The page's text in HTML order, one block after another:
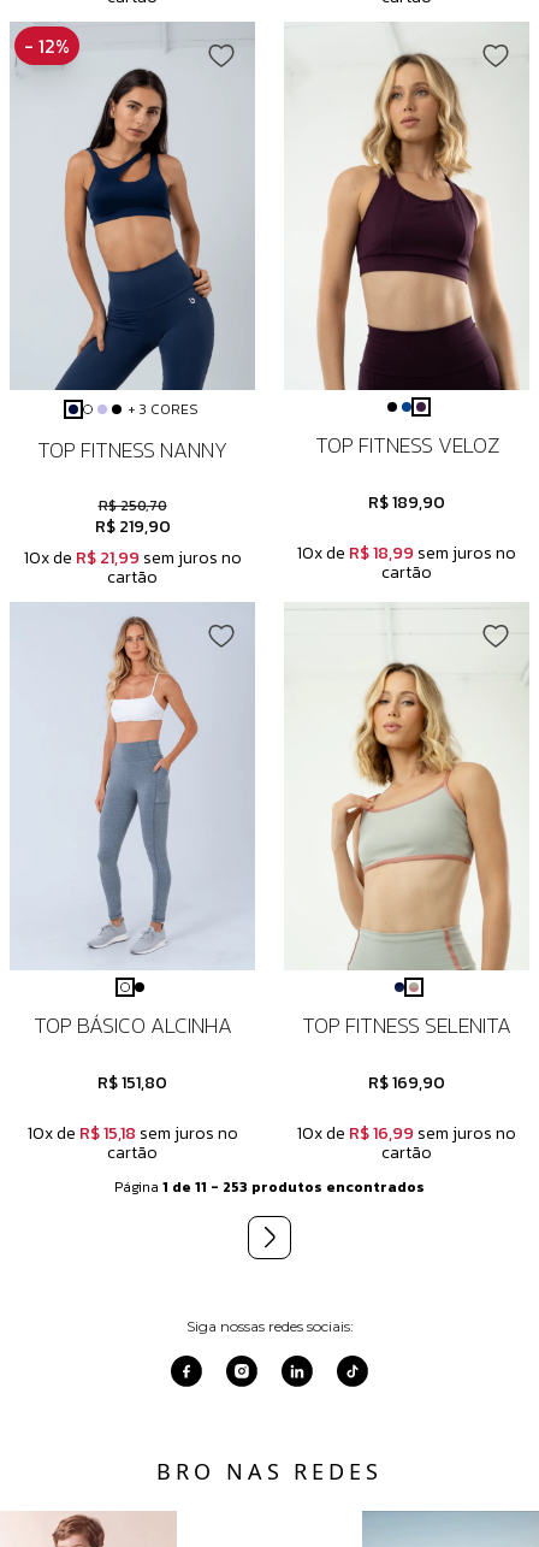
+ 3 CORES
TOP FITNESS NANNY
R$ 250,70
R$ 219,90
10x de R$ 21,99 sem juros no
cartão
- 12%
TOP FITNESS VELOZ
R$ 189,90
10x de R$ 18,99 sem juros no
cartão
TOP BÁSICO ALCINHA
R$ 151,80
10x de R$ 15,18 sem juros no
cartão
TOP FITNESS SELENITA
R$ 169,90
10x de R$ 16,99 sem juros no
cartão
Página 1 de 11 - 253 produtos encontrados
Siga nossas redes sociais:
BRO NAS REDES